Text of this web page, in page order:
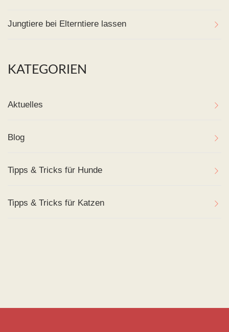
Jungtiere bei Elterntiere lassen
KATEGORIEN
Aktuelles
Blog
Tipps & Tricks für Hunde
Tipps & Tricks für Katzen